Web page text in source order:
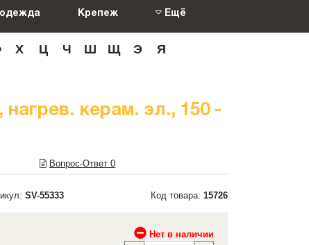
Крепеж Ещё
Х Ц Ч Ш Щ Э Я
керам. эл., 150 -
Вопрос-Ответ0
SV-55333 Код товара: 15726
Нет в наличии